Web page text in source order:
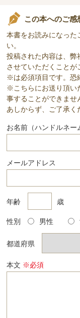
この本へのご
本書をお読みになった
い。
投稿された内容は、
させていただくことが
※は必須項目です。恐
※こちらにお送り頂い
事することができませ
あしからず、ご了承く
お名前（ハンドルネー
メールアドレス
年齢 歳
性別 男性
都道府県
本文 ※必須